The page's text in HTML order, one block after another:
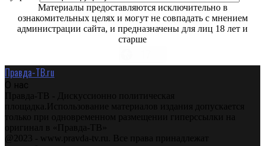
Материалы предоставляются исключительно в
ознакомительных целях и могут не совпадать с мнением
администрации сайта, и предназначены для лиц 18 лет и
старше
Правда-ТВ.ru
О нас
Правда-ТВ - Дискуссионно политическая
площадка.Использование материалов издания допускается
только при одновременном размещении гиперссылки на
оригинал в «Правда-ТВ»
@2023 - www.pravda-tv.ru. Все права принадлежат